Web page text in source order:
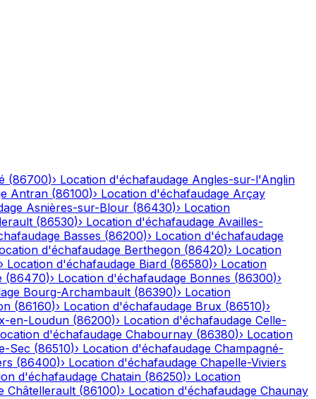
(86700)› Location d'échafaudage Angles-sur-l'Anglin
Antran (86100)› Location d'échafaudage Arçay
Asnières-sur-Blour (86430)› Location
(86530)› Location d'échafaudage Availles-
Basses (86200)› Location d'échafaudage
d'échafaudage Berthegon (86420)› Location
› Location d'échafaudage Biard (86580)› Location
(86470)› Location d'échafaudage Bonnes (86300)›
Bourg-Archambault (86390)› Location
(86160)› Location d'échafaudage Brux (86510)›
en-Loudun (86200)› Location d'échafaudage Celle-
d'échafaudage Chabournay (86380)› Location
Sec (86510)› Location d'échafaudage Champagné-
(86400)› Location d'échafaudage Chapelle-Viviers
d'échafaudage Chatain (86250)› Location
Châtellerault (86100)› Location d'échafaudage Chaunay